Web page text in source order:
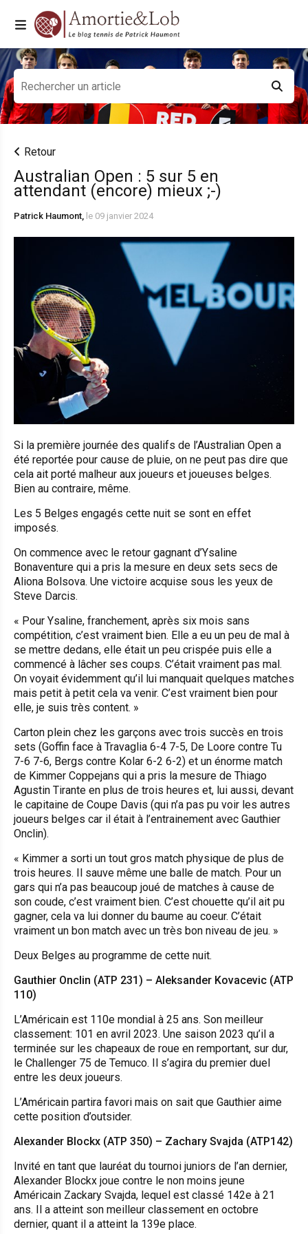
Retour
Australian Open : 5 sur 5 en
attendant (encore) mieux ;-)
Patrick Haumont, le 09 janvier 2024
Si la première journée des qualifs de l’Australian Open a
été reportée pour cause de pluie, on ne peut pas dire que
cela ait porté malheur aux joueurs et joueuses belges.
Bien au contraire, même.
Les 5 Belges engagés cette nuit se sont en effet
imposés.
On commence avec le retour gagnant d’Ysaline
Bonaventure qui a pris la mesure en deux sets secs de
Aliona Bolsova. Une victoire acquise sous les yeux de
Steve Darcis.
« Pour Ysaline, franchement, après six mois sans
compétition, c’est vraiment bien. Elle a eu un peu de mal à
se mettre dedans, elle était un peu crispée puis elle a
commencé à lâcher ses coups. C’était vraiment pas mal.
On voyait évidemment qu’il lui manquait quelques matches
mais petit à petit cela va venir. C’est vraiment bien pour
elle, je suis très content. »
Carton plein chez les garçons avec trois succès en trois
sets (Goffin face à Travaglia 6-4 7-5, De Loore contre Tu
7-6 7-6, Bergs contre Kolar 6-2 6-2) et un énorme match
de Kimmer Coppejans qui a pris la mesure de Thiago
Agustin Tirante en plus de trois heures et, lui aussi, devant
le capitaine de Coupe Davis (qui n’a pas pu voir les autres
joueurs belges car il était à l’entrainement avec Gauthier
Onclin).
« Kimmer a sorti un tout gros match physique de plus de
trois heures. Il sauve même une balle de match. Pour un
gars qui n’a pas beaucoup joué de matches à cause de
son coude, c’est vraiment bien. C’est chouette qu’il ait pu
gagner, cela va lui donner du baume au coeur. C’était
vraiment un bon match avec un très bon niveau de jeu. »
Deux Belges au programme de cette nuit.
Gauthier Onclin (ATP 231) – Aleksander Kovacevic (ATP
110)
L’Américain est 110e mondial à 25 ans. Son meilleur
classement: 101 en avril 2023. Une saison 2023 qu’il a
terminée sur les chapeaux de roue en remportant, sur dur,
le Challenger 75 de Temuco. Il s’agira du premier duel
entre les deux joueurs.
L’Américain partira favori mais on sait que Gauthier aime
cette position d’outsider.
Alexander Blockx (ATP 350) – Zachary Svajda (ATP142)
Invité en tant que lauréat du tournoi juniors de l’an dernier,
Alexander Blockx joue contre le non moins jeune
Américain Zackary Svajda, lequel est classé 142e à 21
ans. Il a atteint son meilleur classement en octobre
dernier, quant il a atteint la 139e place.